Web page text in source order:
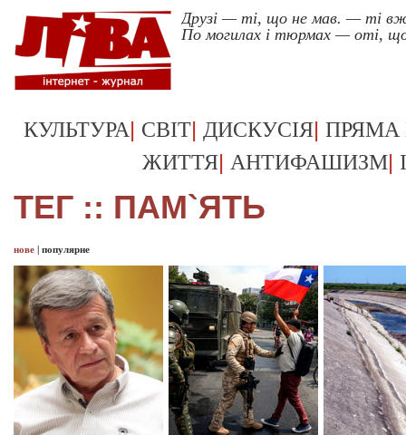
Друзі — ті, що не мав. — ті
По могилах і тюрмах — оті,
КУЛЬТУРА| СВІТ| ДИСКУСІЯ| ПРЯМА
ЖИТТЯ| АНТИФАШИЗМ|
ТЕГ :: ПАМ`ЯТЬ
нове | популярне